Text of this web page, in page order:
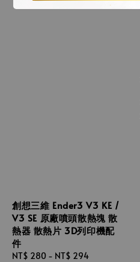
創想三維 Ender3 V3 KE /
V3 SE 原廠噴頭散熱塊 散
熱器 散熱片 3D列印機配
件
Regular
NT$ 280 - NT$ 294